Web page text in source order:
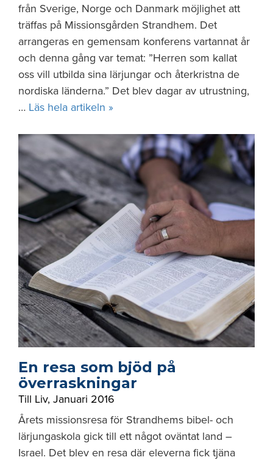
från Sverige, Norge och Danmark möjlighet att
träffas på Missionsgården Strandhem. Det
arrangeras en gemensam konferens vartannat år
och denna gång var temat: ”Herren som kallat
oss vill utbilda sina lärjungar och återkristna de
nordiska länderna.” Det blev dagar av utrustning,
… Läs hela artikeln »
En resa som bjöd på
överraskningar
Till Liv, Januari 2016
Årets missionsresa för Strandhems bibel- och
lärjungaskola gick till ett något oväntat land –
Israel. Det blev en resa där eleverna fick tjäna